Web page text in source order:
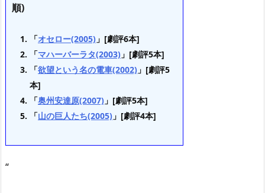
順)
「オセロー(2005) 」[劇評6本]
「マハーバーラタ(2003) 」[劇評5本]
「欲望という名の電車(2002) 」[劇評5
本]
「奥州安達原(2007) 」[劇評5本]
「山の巨人たち(2005) 」[劇評4本]
“